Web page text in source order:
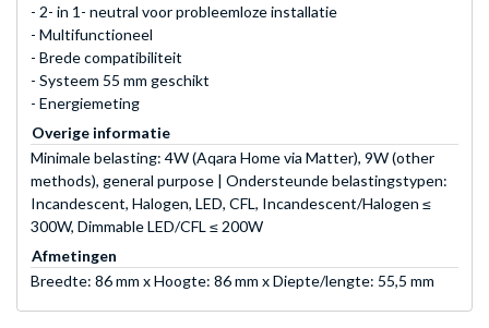
- 2- in 1- neutral voor probleemloze installatie
- Multifunctioneel
- Brede compatibiliteit
- Systeem 55 mm geschikt
- Energiemeting
Overige informatie
Minimale belasting: 4W (Aqara Home via Matter), 9W (other
methods), general purpose | Ondersteunde belastingstypen:
Incandescent, Halogen, LED, CFL, Incandescent/Halogen ≤
300W, Dimmable LED/CFL ≤ 200W
Afmetingen
Breedte: 86 mm x Hoogte: 86 mm x Diepte/lengte: 55,5 mm